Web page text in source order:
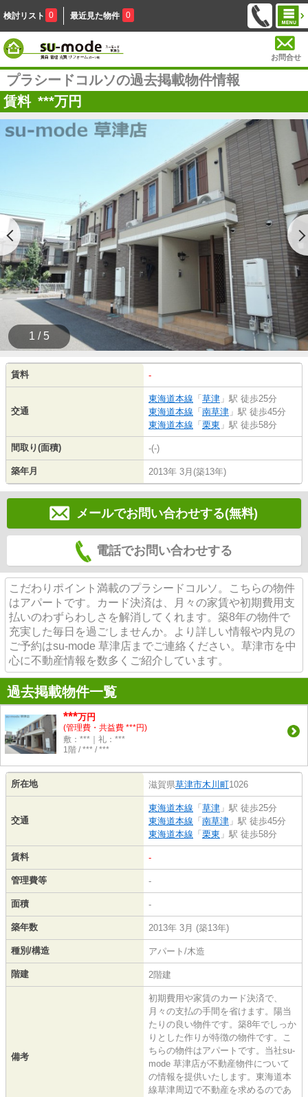
検討リスト 0 最近見た物件 0
お問合せ
プラシードコルソの過去掲載物件情報
賃料 ***万円
1 / 5
賃料 -
交通
東海道本線 「 草津 」駅 徒歩25分
東海道本線 「 南草津 」駅 徒歩45分
東海道本線 「 栗東 」駅 徒歩58分
間取り(面積) -(-)
築年月 2013年 3月(築13年)
メールでお問い合わせする(無料)
電話でお問い合わせする
こだわりポイント満載のプラシードコルソ。こちらの物件
はアパートです。カード決済は、月々の家賃や初期費用支
払いのわずらわしさを解消してくれます。築8年の物件で
充実した毎日を過ごしませんか。より詳しい情報や内見の
ご予約はsu-mode 草津店までご連絡ください。草津市を中
心に不動産情報を数多くご紹介しています。
過去掲載物件一覧
***万円
(管理費・共益費 ***円)
敷：***｜礼：***
1階 / *** / ***
所在地 滋賀県草津市木川町1026
交通
東海道本線 「 草津 」駅 徒歩25分
東海道本線 「 南草津 」駅 徒歩45分
東海道本線 「 栗東 」駅 徒歩58分
賃料 -
管理費等 -
面積 -
築年数 2013年 3月 (築13年)
種別/構造 アパート/木造
階建 2階建
備考
初期費用や家賃のカード決済で、
月々の支払の手間を省けます。陽当
たりの良い物件です。築8年でしっか
りとした作りが特徴の物件です。こ
ちらの物件はアパートです。当社su-
mode 草津店が不動産物件について
の情報を提供いたします。東海道本
線草津周辺で不動産を求めるのであ